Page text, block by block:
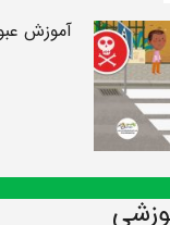
آموزش